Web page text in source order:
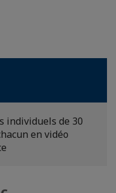
individuels de 30
en vidéo